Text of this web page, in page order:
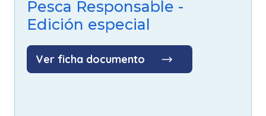
Pesca Responsable -
Edición especial
Ver ficha documento